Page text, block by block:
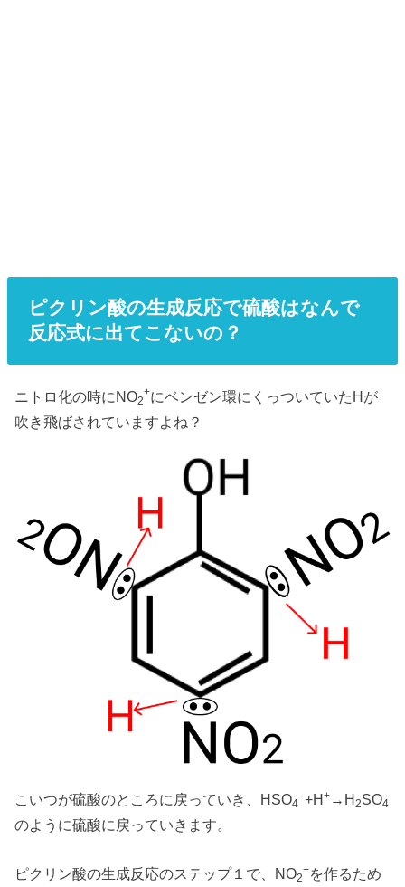
ピクリン酸の生成反応で硫酸はなんで
反応式に出てこないの？
ニトロ化の時にNO2
+にベンゼン環にくっついていたHが
吹き飛ばされていますよね？
こいつが硫酸のところに戻っていき、HSO4
–+H+ →H2SO4
のように硫酸に戻っていきます。
ピクリン酸の生成反応のステップ１で、NO2
+を作るため